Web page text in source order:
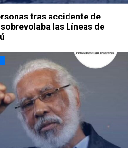
tras accidente de
las Líneas de